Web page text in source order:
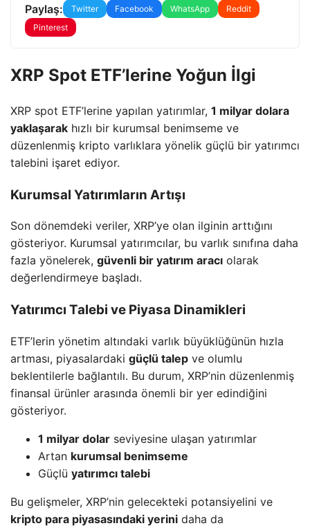
Paylaş: Twitter Facebook WhatsApp
Reddit
Pinterest
XRP Spot ETF’lerine Yoğun İlgi
XRP spot ETF’lerine yapılan yatırımlar, 1 milyar dolara
yaklaşarak hızlı bir kurumsal benimseme ve
düzenlenmiş kripto varlıklara yönelik güçlü bir yatırımcı
talebini işaret ediyor.
Kurumsal Yatırımların Artışı
Son dönemdeki veriler, XRP’ye olan ilginin arttığını
gösteriyor. Kurumsal yatırımcılar, bu varlık sınıfına daha
fazla yönelerek, güvenli bir yatırım aracı olarak
değerlendirmeye başladı.
Yatırımcı Talebi ve Piyasa Dinamikleri
ETF’lerin yönetim altındaki varlık büyüklüğünün hızla
artması, piyasalardaki güçlü talep ve olumlu
beklentilerle bağlantılı. Bu durum, XRP’nin düzenlenmiş
finansal ürünler arasında önemli bir yer edindiğini
gösteriyor.
1 milyar dolar seviyesine ulaşan yatırımlar
Artan kurumsal benimseme
Güçlü yatırımcı talebi
Bu gelişmeler, XRP’nin gelecekteki potansiyelini ve
kripto para piyasasındaki yerini daha da